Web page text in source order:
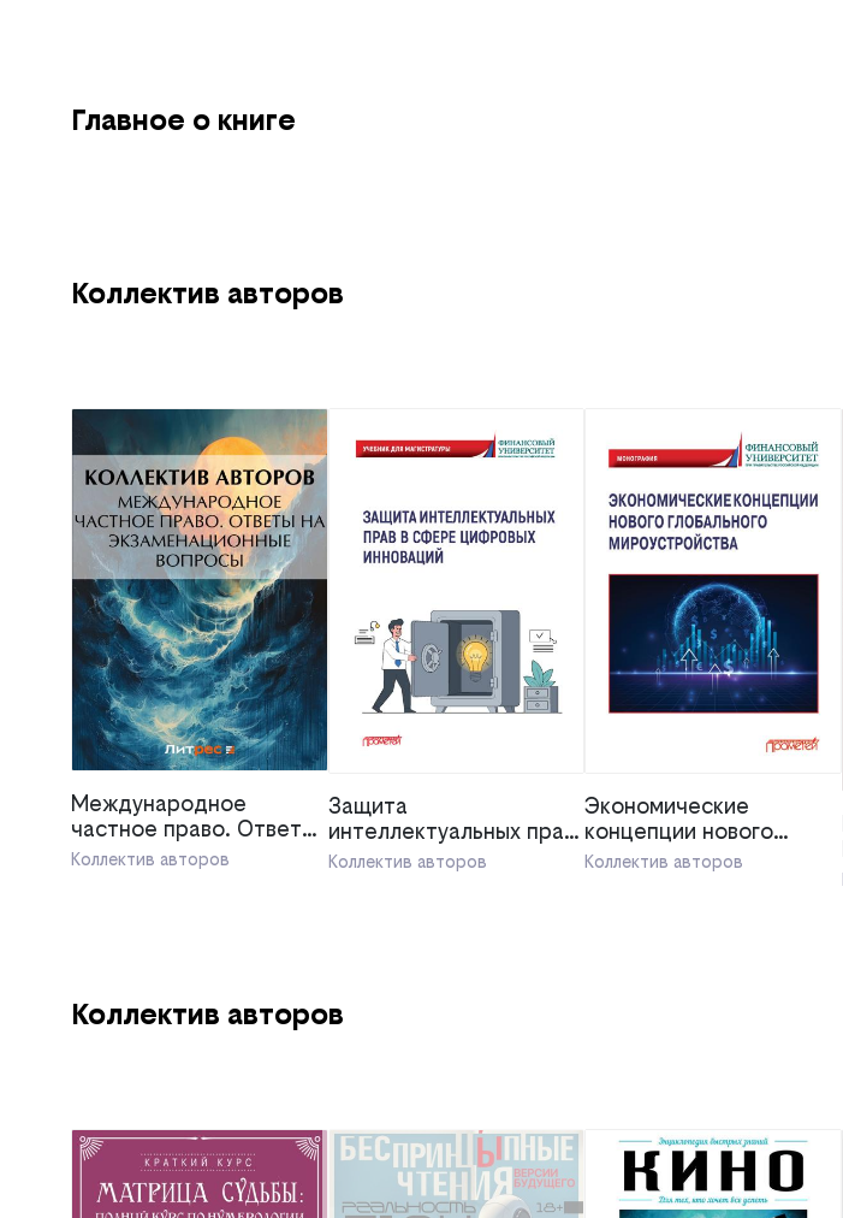
Главное о книге
Коллектив авторов
Международное
частное право. Ответы
на экзаменационные
Коллектив авторов
Защита
интеллектуальных прав
в сфере цифровых
Коллектив авторов
Экономические
концепции нового
глобального
Коллектив авторов
Коллектив авторов